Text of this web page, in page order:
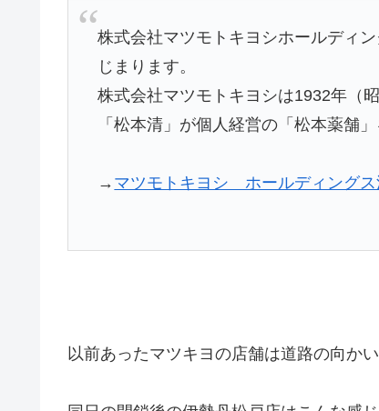
株式会社マツモトキヨシホールディ
じまります。
株式会社マツモトキヨシは1932年（
「松本清」が個人経営の「松本薬舗
→ マツモトキヨシ ホールディングス
以前あったマツキヨの店舗は道路の向か